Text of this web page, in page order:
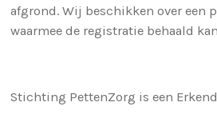
afgrond. Wij beschikken over een
waarmee de registratie behaald
Stichting PettenZorg is een